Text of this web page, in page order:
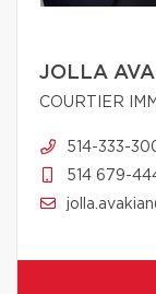
JOLLA
COURTIER
514-333-
514 679-